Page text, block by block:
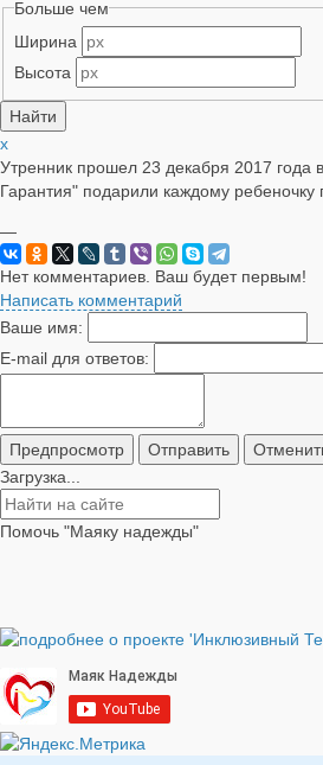
Больше чем
Ширина
Высота
x
Утренник прошел 23 декабря 2017 года
Гарантия" подарили каждому
—
Нет комментариев. Ваш будет первым!
Написать комментарий
Ваше имя:
E-mail для ответов:
Загрузка...
Помочь "Маяку надежды"